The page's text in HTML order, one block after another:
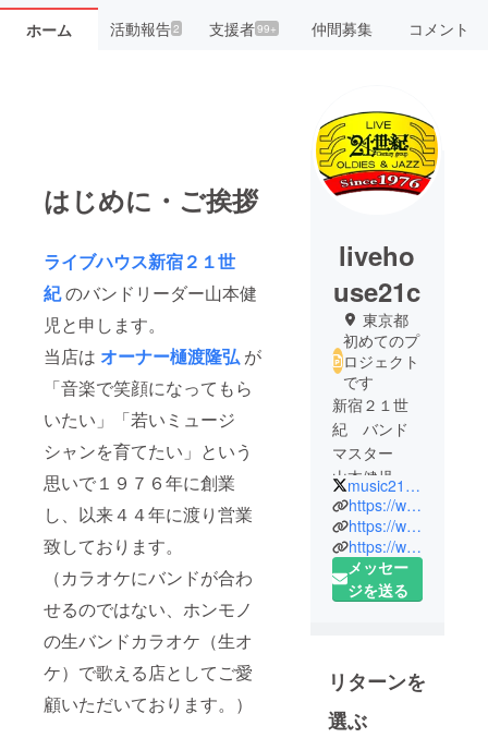
ホーム 活動報告2 支援者99+ 仲間募集 コメント
はじめに・ご挨拶
ライブハウス新宿２１世
紀のバンドリーダー山本健
児と申します。
当店は オーナー樋渡隆弘 が
「音楽で笑顔になってもら
いたい」「若いミュージ
シャンを育てたい」という
思いで１９７６年に創業
し、以来４４年に渡り営業
致しております。
（カラオケにバンドが合わ
せるのではない、ホンモノ
の生バンドカラオケ（生オ
ケ）で歌える店としてご愛
顧いただいております。）
liveho
use21c
東京都
初めてのプ
ロジェクト
です
新宿２１世
紀 バンド
マスター
山本健児
１９７０年
京都生まれ
高校卒業
後、プロの
ギターリス
２１歳の時
に新宿２１
世紀に入店
music21seiki
https://www.livehouse21c.com/
https://www.facebook.com/livehouse21c/
https://www.instagram.com/livehouse21c/
メッセー
ジを送る
リターンを
選ぶ